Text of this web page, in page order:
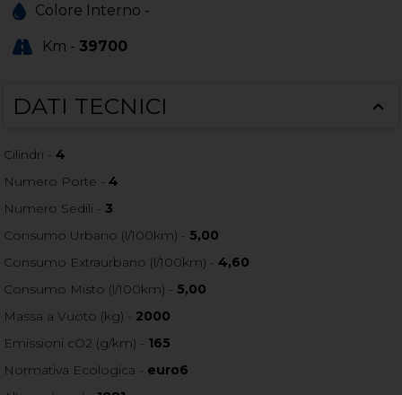
Colore Interno -
Km - 39700
DATI TECNICI
Cilindri -4
Numero Porte -4
Numero Sedili - 3
Consumo Urbano (l/100km) - 5,00
Consumo Extraurbano (l/100km) -4,60
Consumo Misto (l/100km) - 5,00
Massa a Vuoto (kg) - 2000
Emissioni cO2 (g/km) - 165
Normativa Ecologica - euro6